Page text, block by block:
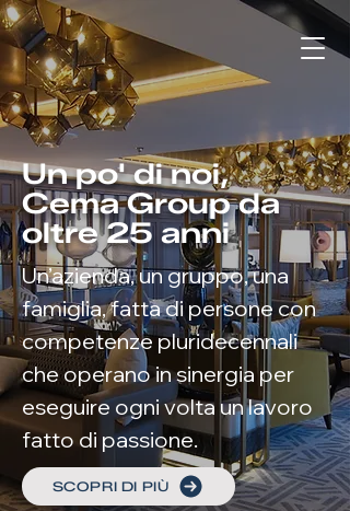
Un po' di noi,
Cema Group da
oltre 25 anni
Un’azienda, un gruppo, una
famiglia, fatta di persone con
competenze pluridecennali
che operano in sinergia per
eseguire ogni volta un lavoro
fatto di passione.
SCOPRI DI PIÙ